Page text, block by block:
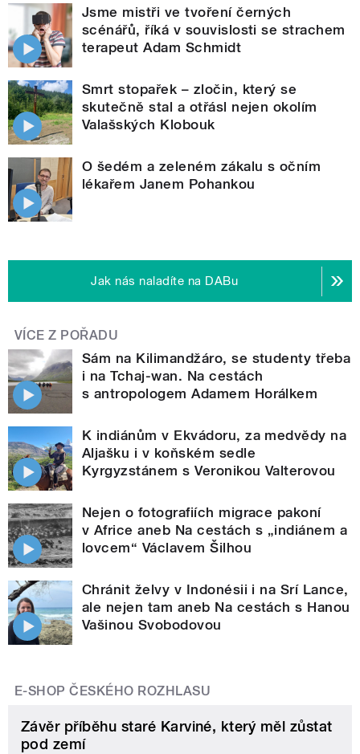
Jsme mistři ve tvoření černých
scénářů, říká v souvislosti se strachem
terapeut Adam Schmidt
Smrt stopařek – zločin, který se
skutečně stal a otřásl nejen okolím
Valašských Klobouk
O šedém a zeleném zákalu s očním
lékařem Janem Pohankou
Jak nás naladíte na DABu
VÍCE Z POŘADU
Sám na Kilimandžáro, se studenty třeba
i na Tchaj-wan. Na cestách
s antropologem Adamem Horálkem
K indiánům v Ekvádoru, za medvědy na
Aljašku i v koňském sedle
Kyrgyzstánem s Veronikou Valterovou
Nejen o fotografiích migrace pakoní
v Africe aneb Na cestách s „indiánem a
lovcem“ Václavem Šilhou
Chránit želvy v Indonésii i na Srí Lance,
ale nejen tam aneb Na cestách s Hanou
Vašinou Svobodovou
E-SHOP ČESKÉHO ROZHLASU
Závěr příběhu staré Karviné, který měl zůstat
pod zemí